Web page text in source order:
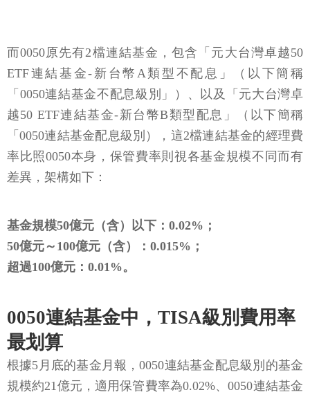
而0050原先有2檔連結基金，包含「元大台灣卓越50
ETF連結基金-新台幣A類型不配息」（以下簡稱
「0050連結基金不配息級別」）、以及「元大台灣卓
越50 ETF連結基金-新台幣B類型配息」（以下簡稱
「0050連結基金配息級別），這2檔連結基金的經理費
率比照0050本身，保管費率則視各基金規模不同而有
差異，架構如下：
基金規模50億元（含）以下：0.02%；
50億元～100億元（含）：0.015%；
超過100億元：0.01%。
0050連結基金中，TISA級別費用率
最划算
根據5月底的基金月報，0050連結基金配息級別的基金
規模約21億元，適用保管費率為0.02%、0050連結基金